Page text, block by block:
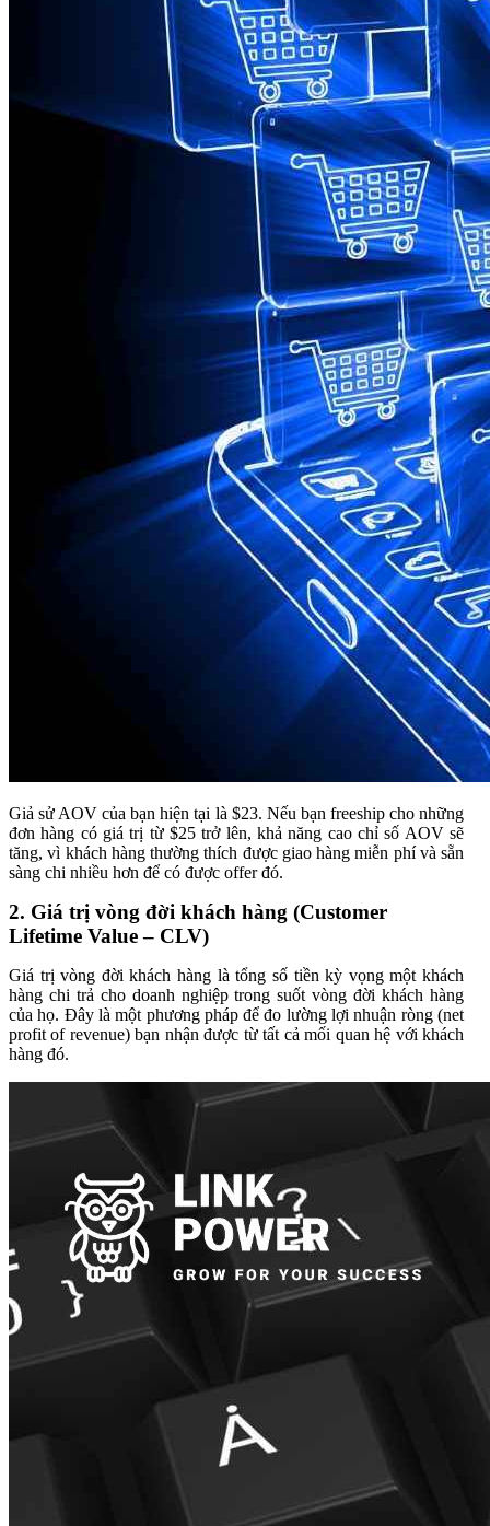
Giả sử AOV của bạn hiện tại là $23. Nếu bạn freeship cho những
đơn hàng có giá trị từ $25 trở lên, khả năng cao chỉ số AOV sẽ
tăng, vì khách hàng thường thích được giao hàng miễn phí và sẵn
sàng chi nhiều hơn để có được offer đó.
2. Giá trị vòng đời khách hàng (Customer
Lifetime Value – CLV)
Giá trị vòng đời khách hàng là tổng số tiền kỳ vọng một khách
hàng chi trả cho doanh nghiệp trong suốt vòng đời khách hàng
của họ. Đây là một phương pháp để đo lường lợi nhuận ròng (net
profit of revenue) bạn nhận được từ tất cả mối quan hệ với khách
hàng đó.